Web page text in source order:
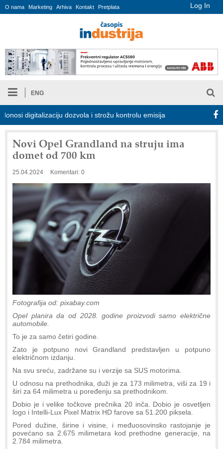
Log In
O nama Marketing Arhiva Kontakt Pretplata
ENG
digitalizaciju dozvola i strožu kontrolu emisija Proizvodnja
Novi Opel Grandland na struju ima
domet od 700 km
25.04.2024 Komentari: 0
Fotografija od: pixabay.com
Opel planira da od 2028. godine proizvodi samo električne
automobile.
To je za samo četiri godine.
Zato je potpuno novi Grandland predstavljen u potpuno
električnom izdanju.
Na svu sreću, zadržane su i verzije sa SUS motorima.
U odnosu na prethodnika, duži je za 173 milimetra, viši za 19 i
širi za 64 milimetra u poređenju sa prethodnikom.
Dobio je i velike točkove prečnika 20 inča. Dobio je osvetljen
logo i Intelli-Lux Pixel Matrix HD farove sa 51.200 piksela.
Pored dužine, širine i visine, i međuosovinsko rastojanje je
povećano sa 2.675 milimetara kod prethodne generacije, na
2.784 milimetra.